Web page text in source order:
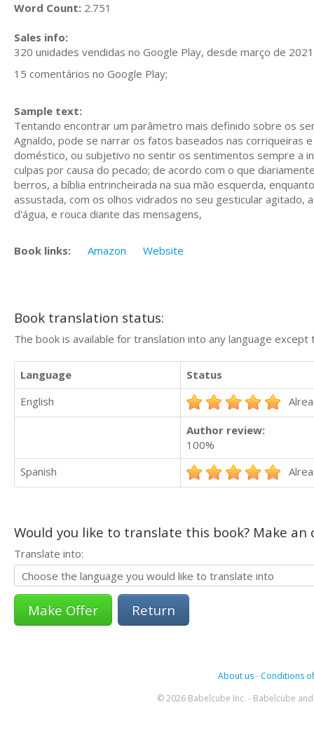
Word Count: 2.751
Sales info:
320 unidades vendidas no Google Play, desde março de
15 comentários no Google Play;
Sample text:
Tentando encontrar um parâmetro mais definido sobre os
Agnaldo, pode se narrar os fatos baseados nas corriqueiras
doméstico, ou subjetivo no sentir os sentimentos sempre a
culpas por causa do pecado; de acordo com o que
berros, a bíblia entrincheirada na sua mão esquerda,
assustada, com os olhos vidrados no seu gesticular agitado,
d'água, e rouca diante das mensagens,
Book links: Amazon Website
Book translation status:
The book is available for translation into any language
Language
Status
English
Author review:
100%
Spanish
Would you like to translate this book? Make
Translate into:
Return
About us- Conditions
© 2026 Babelcube Inc. - Babelcube